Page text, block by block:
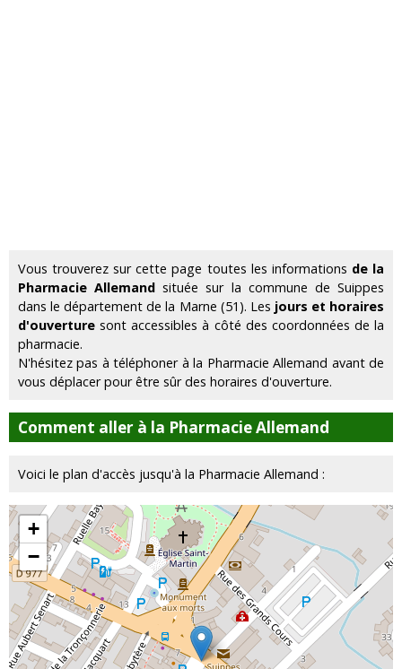
Vous trouverez sur cette page toutes les informations de la
Pharmacie Allemand située sur la commune de Suippes
dans le département de la Marne (51). Les jours et horaires
d'ouverture sont accessibles à côté des coordonnées de la
pharmacie.
N'hésitez pas à téléphoner à la Pharmacie Allemand avant de
vous déplacer pour être sûr des horaires d'ouverture.
Comment aller à la Pharmacie Allemand
Voici le plan d'accès jusqu'à la Pharmacie Allemand :
+
−